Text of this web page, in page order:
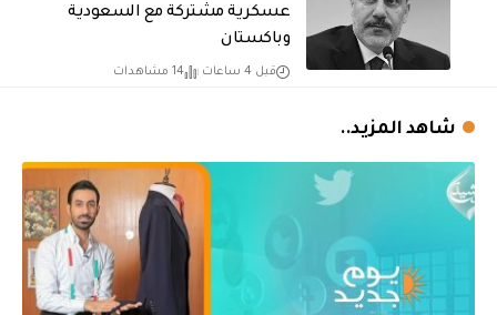
عسكرية مشتركة مع السعودية
وباكستان
قبل 4 ساعات 14 مشاهدات
شاهد المزيد..